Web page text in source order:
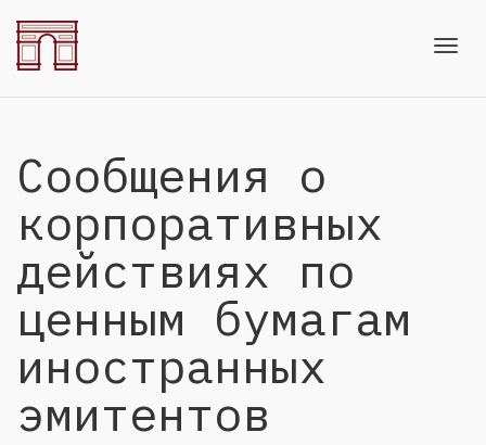
Сообщения о
корпоративных
действиях по
ценным бумагам
иностранных
эмитентов